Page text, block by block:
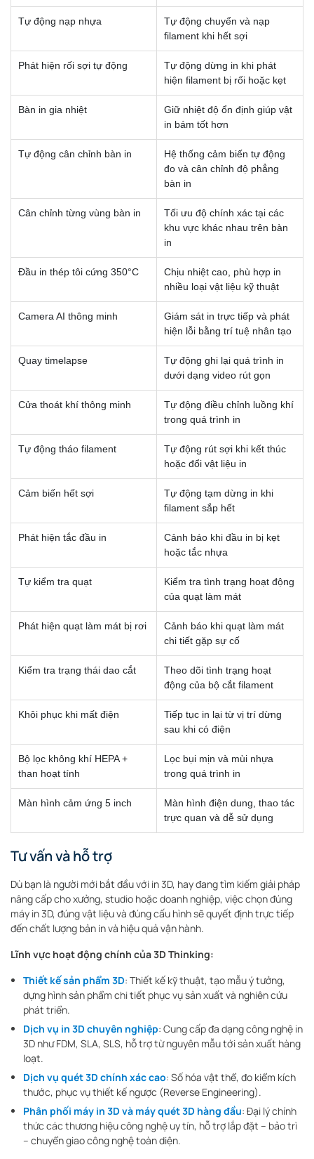
Tự động nạp nhựa
Tự động chuyển và nạp
filament khi hết sợi
Phát hiện rối sợi tự động
Tự động dừng in khi phát
hiện filament bị rối hoặc kẹt
Bàn in gia nhiệt
Giữ nhiệt độ ổn định giúp vật
in bám tốt hơn
Tự động cân chỉnh bàn in
Hệ thống cảm biến tự động
đo và cân chỉnh độ phẳng
bàn in
Cân chỉnh từng vùng bàn in
Tối ưu độ chính xác tại các
khu vực khác nhau trên bàn
in
Đầu in thép tôi cứng 350°C
Chịu nhiệt cao, phù hợp in
nhiều loại vật liệu kỹ thuật
Camera AI thông minh
Giám sát in trực tiếp và phát
hiện lỗi bằng trí tuệ nhân tạo
Quay timelapse
Tự động ghi lại quá trình in
dưới dạng video rút gọn
Cửa thoát khí thông minh
Tự động điều chỉnh luồng khí
trong quá trình in
Tự động tháo filament
Tự động rút sợi khi kết thúc
hoặc đổi vật liệu in
Cảm biến hết sợi
Tự động tạm dừng in khi
filament sắp hết
Phát hiện tắc đầu in
Cảnh báo khi đầu in bị kẹt
hoặc tắc nhựa
Tự kiểm tra quạt
Kiểm tra tình trạng hoạt động
của quạt làm mát
Phát hiện quạt làm mát bị rơi
Cảnh báo khi quạt làm mát
chi tiết gặp sự cố
Kiểm tra trạng thái dao cắt
Theo dõi tình trạng hoạt
động của bộ cắt filament
Khôi phục khi mất điện
Tiếp tục in lại từ vị trí dừng
sau khi có điện
Bộ lọc không khí HEPA +
than hoạt tính
Lọc bụi mịn và mùi nhựa
trong quá trình in
Màn hình cảm ứng 5 inch
Màn hình điện dung, thao tác
trực quan và dễ sử dụng
Tư vấn và hỗ trợ
Dù bạn là người mới bắt đầu với in 3D, hay đang tìm kiếm giải pháp
nâng cấp cho xưởng, studio hoặc doanh nghiệp, việc chọn đúng
máy in 3D, đúng vật liệu và đúng cấu hình sẽ quyết định trực tiếp
đến chất lượng bản in và hiệu quả vận hành.
Lĩnh vực hoạt động chính của 3D Thinking:
Thiết kế sản phẩm 3D: Thiết kế kỹ thuật, tạo mẫu ý tưởng,
dựng hình sản phẩm chi tiết phục vụ sản xuất và nghiên cứu
phát triển.
Dịch vụ in 3D chuyên nghiệp: Cung cấp đa dạng công nghệ in
3D như FDM, SLA, SLS, hỗ trợ từ nguyên mẫu tới sản xuất hàng
loạt.
Dịch vụ quét 3D chính xác cao: Số hóa vật thể, đo kiểm kích
thước, phục vụ thiết kế ngược (Reverse Engineering).
Phân phối máy in 3D và máy quét 3D hàng đầu: Đại lý chính
thức các thương hiệu công nghệ uy tín, hỗ trợ lắp đặt – bảo trì
– chuyển giao công nghệ toàn diện.